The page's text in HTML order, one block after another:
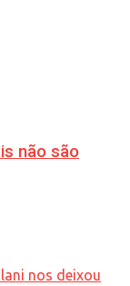
não são